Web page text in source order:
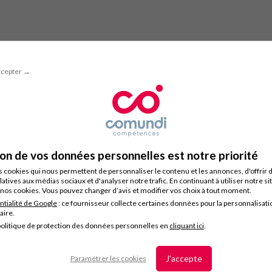
→
de vos données personnelles est notre priorité
cookies qui nous permettent de personnaliser le contenu et les annonces, d'offrir
aux médias sociaux et d'analyser notre trafic. En continuant à utiliser notre
cookies. Vous pouvez changer d’avis et modifier vos choix à tout moment.
de Google: ce fournisseur collecte certaines données pour la
de protection des données personnelles en cliquant ici.
Paramétrer les cookies J'accepte